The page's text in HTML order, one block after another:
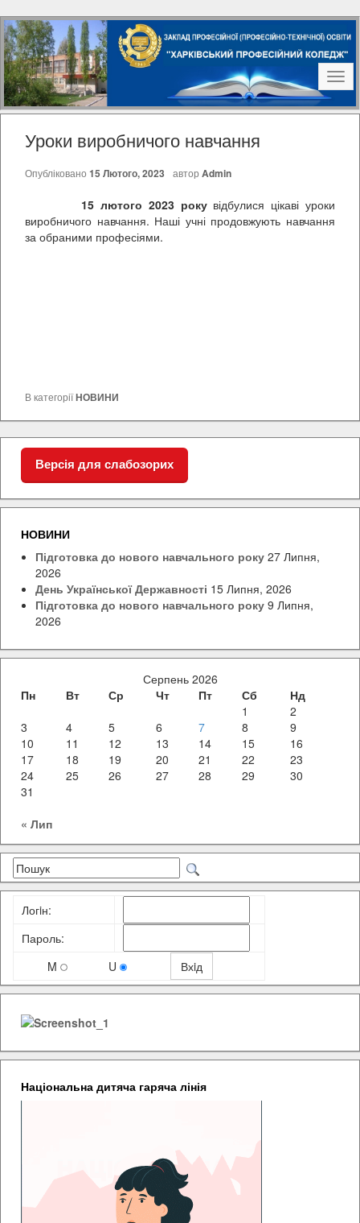
Уроки виробничого навчання
Опубліковано 15 Лютого, 2023 автор Admin
15 лютого 2023 року відбулися цікаві уроки
виробничого навчання. Наші учні продовжують навчання
за обраними професіями.
В категоріїНОВИНИ
Версія для слабозорих
НОВИНИ
Підготовка до нового навчального року 27 Липня,
2026
День Української Державності 15 Липня, 2026
Підготовка до нового навчального року 9 Липня,
2026
Серпень 2026
Пн
Вт Ср Чт Пт Сб
Нд
1
2
3
4 5 6 7 8
9
10
11 12 13 14 15
16
17
18 19 20 21 22
23
24
25 26 27 28 29
30
31
« Лип
Логiн:
Пароль:
M
U
Національна дитяча гаряча лінія